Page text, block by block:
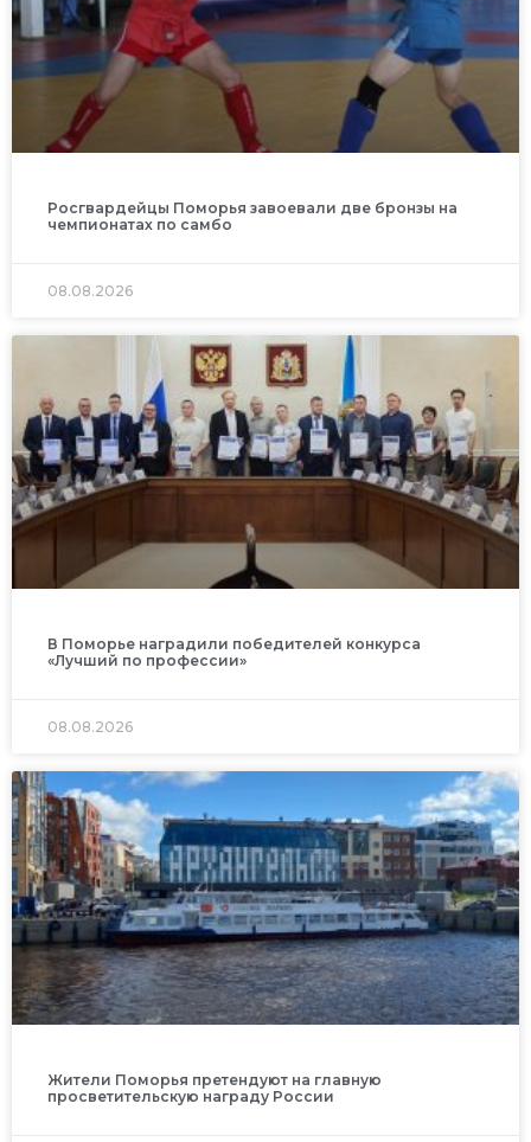
Росгвардейцы Поморья завоевали две бронзы на
чемпионатах по самбо
08.08.2026
В Поморье наградили победителей конкурса
«Лучший по профессии»
08.08.2026
Жители Поморья претендуют на главную
просветительскую награду России